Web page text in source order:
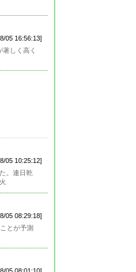
05 16:56:13]
しく高く
05 10:25:12]
。連日乾
05 08:29:18]
とが予測